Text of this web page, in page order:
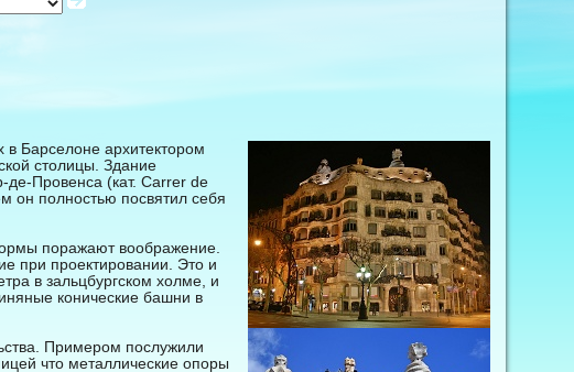
Барселоне архитектором
столицы. Здание
де-Провенса (кат. Carrer de
он полностью посвятил себя
поражают воображение.
при проектировании. Это и
в зальцбургском холме, и
конические башни в
Примером послужили
что металлические опоры